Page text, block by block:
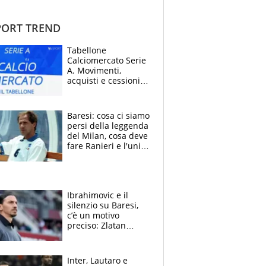
TREND
Tabellone
Calciomercato Serie
A. Movimenti,
acquisti e cessioni:
Baresi: cosa ci siamo
persi della leggenda
del Milan, cosa deve
fare Ranieri e l'unico
Ibrahimovic e il
silenzio su Baresi,
c’è un motivo
preciso: Zlatan
e dalla morte di
Inter, Lautaro e